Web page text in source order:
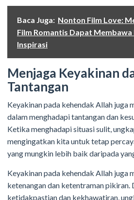
Baca Juga: Nonton Film Love:
Film Romantis Dapat Membawa
Inspirasi
Menjaga Keyakinan
Tantangan
Keyakinan pada kehendak Allah juga
dalam menghadapi tantangan dan
Ketika menghadapi situasi sulit,
mengingatkan kita untuk tetap
yang mungkin lebih baik daripada
Keyakinan pada kehendak Allah juga
ketenangan dan ketentraman pikiran.
ketidakpastian dan kekhawatiran,